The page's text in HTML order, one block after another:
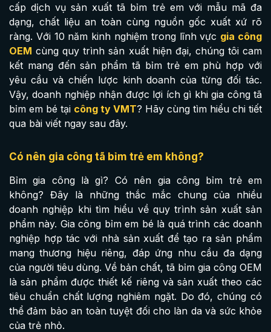
cấp dịch vụ sản xuất tã bỉm trẻ em với mẫu mã đa
dạng, chất liệu an toàn cùng nguồn gốc xuất xứ rõ
ràng. Với 10 năm kinh nghiệm trong lĩnh vực gia công
OEM cùng quy trình sản xuất hiện đại, chúng tôi cam
kết mang đến sản phẩm tã bỉm trẻ em phù hợp với
yêu cầu và chiến lược kinh doanh của từng đối tác.
Vậy, doanh nghiệp nhận được lợi ích gì khi gia công tã
bỉm em bé tại công ty VMT? Hãy cùng tìm hiểu chi tiết
qua bài viết ngay sau đây.
Có nên gia công tã bỉm trẻ em không?
Bỉm gia công là gì? Có nên gia công bỉm trẻ em
không? Đây là những thắc mắc chung của nhiều
doanh nghiệp khi tìm hiểu về quy trình sản xuất sản
phẩm này. Gia công bỉm em bé là quá trình các doanh
nghiệp hợp tác với nhà sản xuất để tạo ra sản phẩm
mang thương hiệu riêng, đáp ứng nhu cầu đa dạng
của người tiêu dùng. Về bản chất, tã bỉm gia công OEM
là sản phẩm được thiết kế riêng và sản xuất theo các
tiêu chuẩn chất lượng nghiêm ngặt. Do đó, chúng có
thể đảm bảo an toàn tuyệt đối cho làn da và sức khỏe
của trẻ nhỏ.